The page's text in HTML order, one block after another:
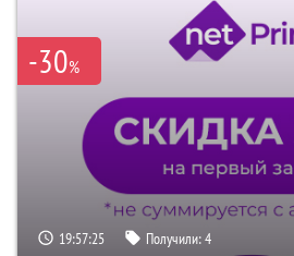
-30%
19:57:24 Получили:4